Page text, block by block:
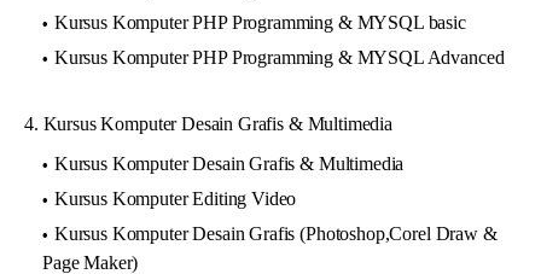
Kursus Komputer PHP Programming & MYSQL basic
Kursus Komputer PHP Programming & MYSQL Advanced
4. Kursus Komputer Desain Grafis & Multimedia
Kursus Komputer Desain Grafis & Multimedia
Kursus Komputer Editing Video
Kursus Komputer Desain Grafis (Photoshop,Corel Draw &
Page Maker)